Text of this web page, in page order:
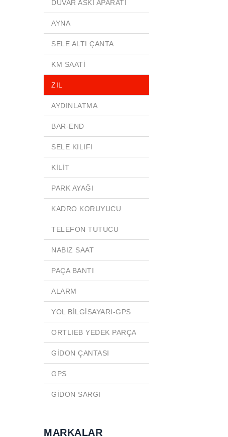
DUVAR ASKI APARATI
AYNA
SELE ALTI ÇANTA
KM SAATİ
ZIL
AYDINLATMA
BAR-END
SELE KILIFI
KİLİT
PARK AYAĞI
KADRO KORUYUCU
TELEFON TUTUCU
NABIZ SAAT
PAÇA BANTI
ALARM
YOL BİLGİSAYARI-GPS
ORTLIEB YEDEK PARÇA
GİDON ÇANTASI
GPS
GİDON SARGI
MARKALAR